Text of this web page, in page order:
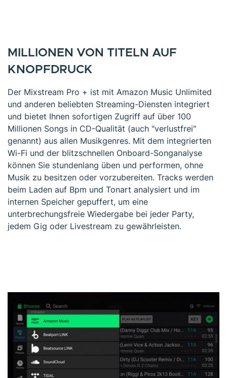
MILLIONEN VON TITELN AUF
KNOPFDRUCK
Der Mixstream Pro + ist mit Amazon Music Unlimited
und anderen beliebten Streaming-Diensten integriert
und bietet Ihnen sofortigen Zugriff auf über 100
Millionen Songs in CD-Qualität (auch "verlustfrei"
genannt) aus allen Musikgenres. Mit dem integrierten
Wi-Fi und der blitzschnellen Onboard-Songanalyse
können Sie stundenlang üben und performen, ohne
Musik zu besitzen oder vorzubereiten. Tracks werden
beim Laden auf Bpm und Tonart analysiert und im
internen Speicher gepuffert, um eine
unterbrechungsfreie Wiedergabe bei jeder Party,
jedem Gig oder Livestream zu gewährleisten.